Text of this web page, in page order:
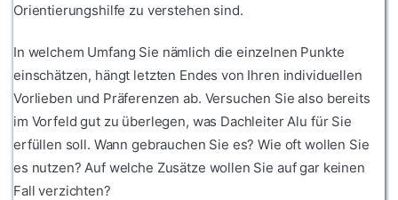
Orientierungshilfe zu verstehen sind.
In welchem Umfang Sie nämlich die einzelnen Punkte
einschätzen, hängt letzten Endes von Ihren individuellen
Vorlieben und Präferenzen ab. Versuchen Sie also bereits
im Vorfeld gut zu überlegen, was Dachleiter Alu für Sie
erfüllen soll. Wann gebrauchen Sie es? Wie oft wollen Sie
es nutzen? Auf welche Zusätze wollen Sie auf gar keinen
Fall verzichten?